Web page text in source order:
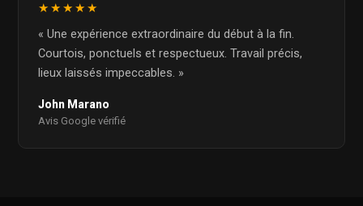
★★★★★
« Une expérience extraordinaire du début à la fin.
Courtois, ponctuels et respectueux. Travail précis,
lieux laissés impeccables. »
John Marano
Avis Google vérifié